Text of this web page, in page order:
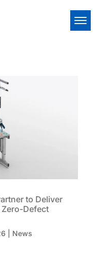
to Deliver
Defect
News